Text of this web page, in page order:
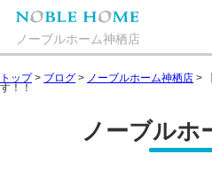
ノーブルホーム神栖店
トップ> ブログ > ノーブルホーム神栖店 >
す！！
ノーブルホ